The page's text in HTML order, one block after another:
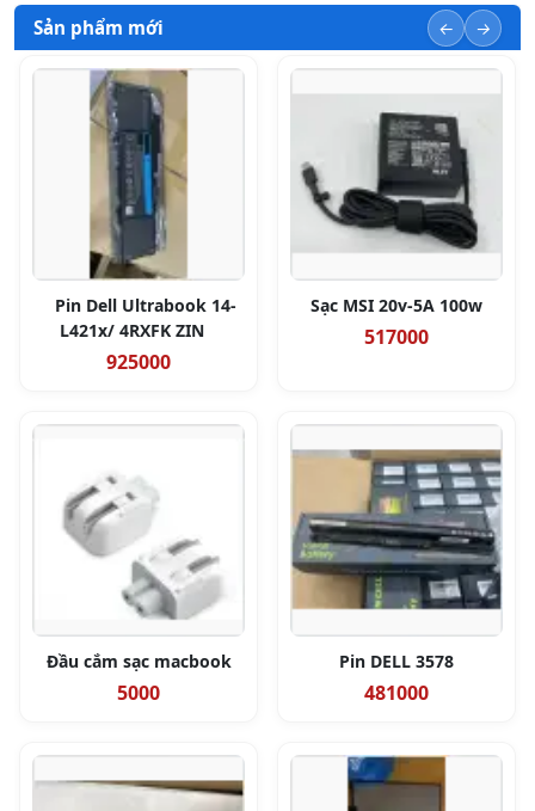
Sản phẩm mới
Pin Dell Ultrabook 14-
L421x/ 4RXFK ZIN
925000
Sạc MSI 20v-5A 100w
517000
Đầu cắm sạc macbook
5000
Pin DELL 3578
481000